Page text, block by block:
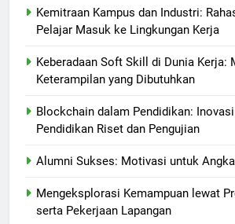
Kemitraan Kampus dan Industri:
Pelajar Masuk ke Lingkungan Kerja
Keberadaan Soft Skill di Dunia Kerja:
Keterampilan yang Dibutuhkan
Blockchain dalam Pendidikan:
Pendidikan Riset dan Pengujian
Alumni Sukses: Motivasi untuk
Mengeksplorasi Kemampuan lewat
serta Pekerjaan Lapangan